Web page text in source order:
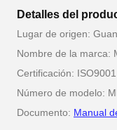
Detalles del
Lugar de origen:
Nombre de la marca:
Certificación: ISO9001
Número de modelo:
Documento: Manual